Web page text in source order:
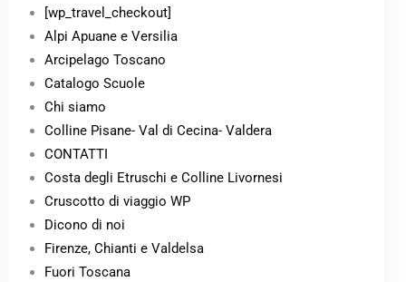
[wp_travel_checkout]
Alpi Apuane e Versilia
Arcipelago Toscano
Catalogo Scuole
Chi siamo
Colline Pisane- Val di Cecina- Valdera
CONTATTI
Costa degli Etruschi e Colline Livornesi
Cruscotto di viaggio WP
Dicono di noi
Firenze, Chianti e Valdelsa
Fuori Toscana